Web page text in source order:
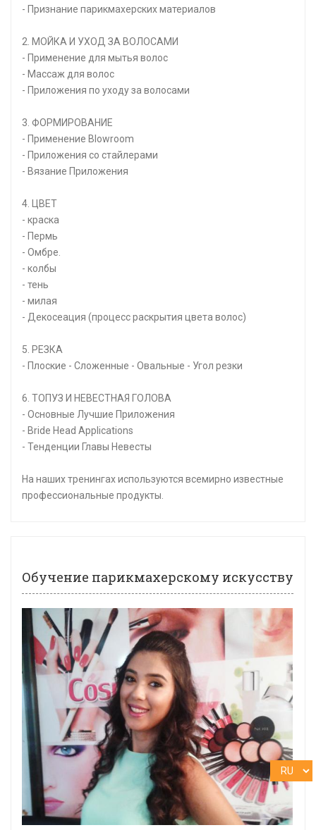
- Признание парикмахерских материалов
2. МОЙКА И УХОД ЗА ВОЛОСАМИ
- Применение для мытья волос
- Массаж для волос
- Приложения по уходу за волосами
3. ФОРМИРОВАНИЕ
- Применение Blowroom
- Приложения со стайлерами
- Вязание Приложения
4. ЦВЕТ
- краска
- Пермь
- Омбре.
- колбы
- тень
- милая
- Декосеация (процесс раскрытия цвета волос)
5. РЕЗКА
- Плоские - Сложенные - Овальные - Угол резки
6. ТОПУЗ И НЕВЕСТНАЯ ГОЛОВА
- Основные Лучшие Приложения
- Bride Head Applications
- Тенденции Главы Невесты
На наших тренингах используются всемирно известные
профессиональные продукты.
Обучение парикмахерскому искусству